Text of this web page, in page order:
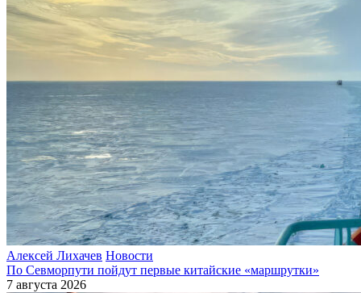
Алексей Лихачев Новости
По Севморпути пойдут первые китайские «маршрутки»
7 августа 2026